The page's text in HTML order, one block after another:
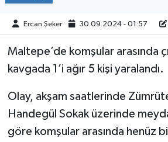
Ercan Şeker 30.09.2024 - 01:57
Maltepe’de komşular arasında
kavgada 1’i ağır 5 kişi yaralandı.
Olay, akşam saatlerinde
Handegül Sokak üzerinde
göre komşular arasında henüz
İLÇELER
RESMİ İLANLAR
KÜLTÜR